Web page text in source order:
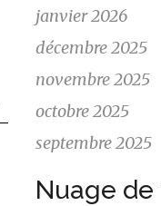
janvier 2026
décembre 2025
novembre 2025
octobre 2025
septembre 2025
Nuage de